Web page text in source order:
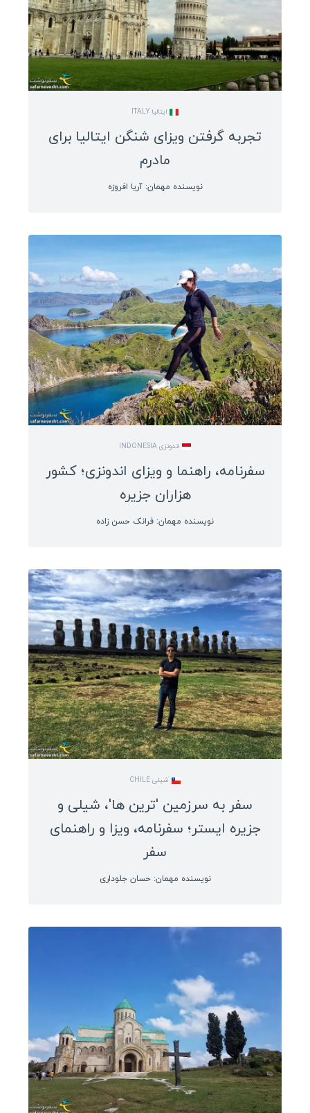
ایتالیا ITALY
تجربه گرفتن ویزای شنگن ایتالیا برای
مادرم
نویسنده مهمان: آریا افروزه
اندونزی INDONESIA
سفرنامه، راهنما و ویزای اندونزی؛ کشور
هزاران جزیره
نویسنده مهمان: فرانک حسن زاده
َشیلی CHILE
سفر به سرزمین 'ترین ها'، شیلی و
جزیره ایستر؛ سفرنامه، ویزا و راهنمای
سفر
نویسنده مهمان: حسان جلوداری